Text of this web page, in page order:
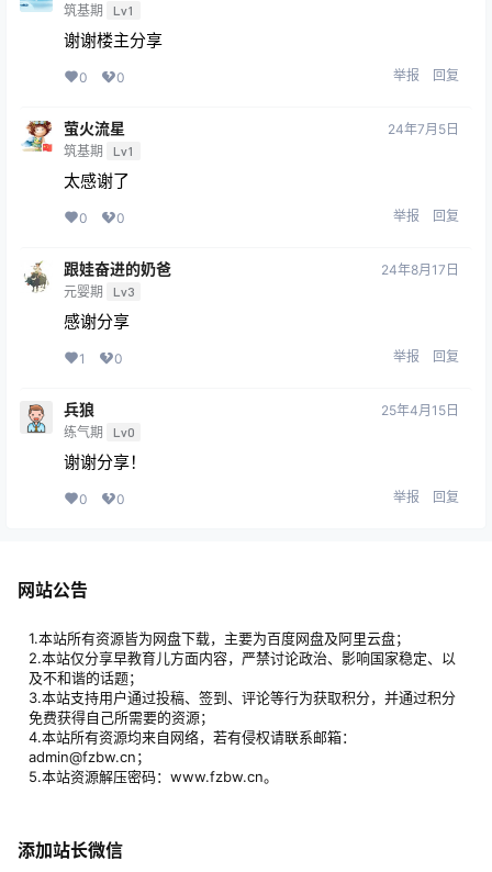
筑基期 Lv1
谢谢楼主分享
0 0 举报 回复
萤火流星
筑基期 Lv1
24年7月5日
太感谢了
0 0 举报 回复
跟娃奋进的奶爸
元婴期 Lv3
24年8月17日
感谢分享
1 0 举报 回复
兵狼
练气期 Lv0
25年4月15日
谢谢分享！
0 0 举报 回复
网站公告
1.本站所有资源皆为网盘下载，主要为百度网盘及阿里云盘；
2.本站仅分享早教育儿方面内容，严禁讨论政治、影响国家稳定、以
及不和谐的话题；
3.本站支持用户通过投稿、签到、评论等行为获取积分，并通过积分
免费获得自己所需要的资源；
4.本站所有资源均来自网络，若有侵权请联系邮箱：
admin@fzbw.cn；
5.本站资源解压密码：www.fzbw.cn。
添加站长微信